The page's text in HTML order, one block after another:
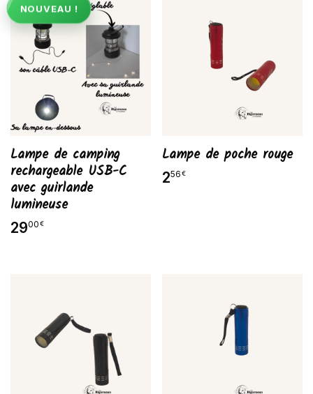
NOUVEAU !
Lampe de camping
rechargeable USB-C
avec guirlande
lumineuse
2900€
Lampe de poche rouge
256 €